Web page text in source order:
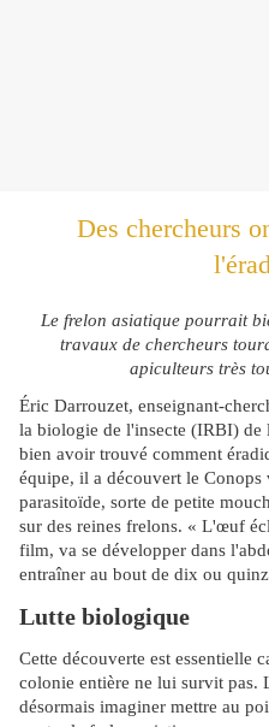
Des chercheurs
Le frelon asiatique pourrait
travaux de chercheurs
apiculteurs très
Éric Darrouzet, enseignant-
la biologie de l'insecte (IRBI)
bien avoir trouvé comment
équipe, il a découvert le Conops
parasitoïde, sorte de petite
sur des reines frelons. « L'œuf
film, va se développer dans
entraîner au bout de dix ou
Lutte biologique
Cette découverte est essentielle
colonie entière ne lui survit pas.
désormais imaginer mettre au